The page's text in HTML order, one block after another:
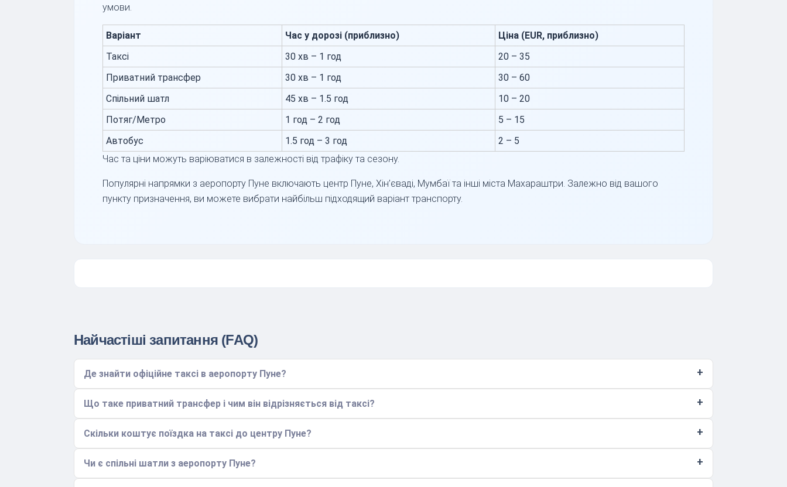
умови.
Варіант Час у дорозі (приблизно)
Ціна (EUR, приблизно)
Таксі
30 хв – 1 год
20 – 35
Приватний трансфер
30 хв – 1 год
30 – 60
Спільний шатл
45 хв – 1.5 год
10 – 20
Потяг/Метро
1 год – 2 год
5 – 15
Автобус
1.5 год – 3 год
2 – 5
Час та ціни можуть варіюватися в залежності від трафіку та сезону.
Популярні напрямки з аеропорту Пуне включають центр Пуне, Хін’єваді, Мумбаї та інші міста Махараштри. Залежно від вашого
пункту призначення, ви можете вибрати найбільш підходящий варіант транспорту.
Найчастіші запитання (FAQ)
Де знайти офіційне таксі в аеропорту Пуне?
Що таке приватний трансфер і чим він відрізняється від таксі?
Скільки коштує поїздка на таксі до центру Пуне?
Чи є спільні шатли з аеропорту Пуне?